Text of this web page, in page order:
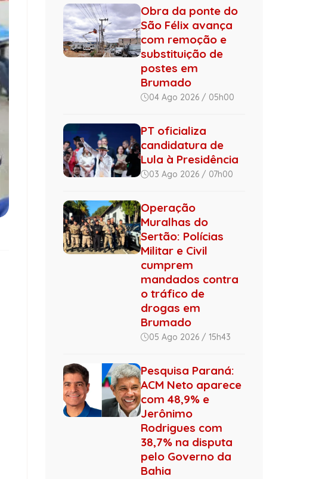
Obra da ponte do
São Félix avança
com remoção e
substituição de
postes em
Brumado
04 Ago 2026 / 05h00
PT oficializa
candidatura de
Lula à Presidência
03 Ago 2026 / 07h00
Operação
Muralhas do
Sertão: Polícias
Militar e Civil
cumprem
mandados contra
o tráfico de
drogas em
Brumado
05 Ago 2026 / 15h43
Pesquisa Paraná:
ACM Neto aparece
com 48,9% e
Jerônimo
Rodrigues com
38,7% na disputa
pelo Governo da
Bahia